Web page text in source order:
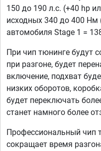
150 до 190 л.с. (+40 hp
исходных 340 до 400
автомобиля Stage 1 =
При чип тюнинге будут
при разгоне, будет
включение, подхват
низких оборотов,
будет переключать
станет намного более
Профессиональный чип
сокращает время